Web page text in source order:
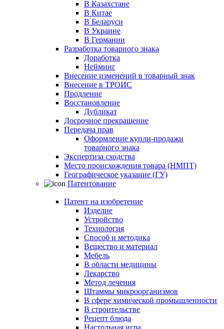
В Казахстане
В Китае
В Беларуси
В Украине
В Германии
Разработка товарного знака
Доработка
Нейминг
Внесение изменений в товарный знак
Внесение в ТРОИС
Продление
Восстановление
Дубликат
Досрочное прекращение
Передача прав
Оформление купли-продажи
товарного знака
Экспертиза сходства
Место происхождения товара (НМПТ)
Географическое указание (ГУ)
Патентование
Патент на изобретение
Изделие
Устройство
Технология
Способ и методика
Вещество и материал
Мебель
В области медицины
Лекарство
Метод лечения
Штаммы микроорганизмов
В сфере химической промышленности
В строительстве
Рецепт блюда
Настольная игра